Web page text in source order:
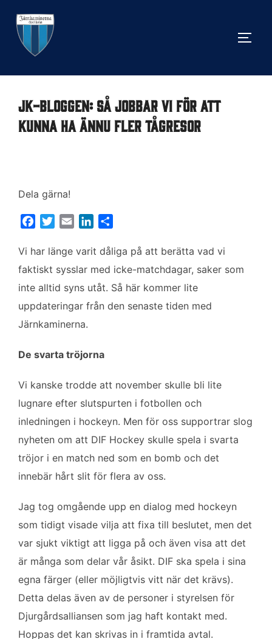
innehåll
JK-bloggen: Så jobbar vi för att
kunna ha ännu fler tågresor
Dela gärna!
c
e
o
o
k
i
t
e
r
a
i
n
k
d
I
l
a
Vi har länge varit dåliga på att berätta vad vi
faktiskt sysslar med icke-matchdagar, saker som
inte alltid syns utåt. Så här kommer lite
uppdateringar från den senaste tiden med
Järnkaminerna.
De svarta tröjorna
Vi kanske trodde att november skulle bli lite
lugnare efter slutspurten i fotbollen och
inledningen i hockeyn. Men för oss supportrar slog
nyheten om att DIF Hockey skulle spela i svarta
tröjor i en match ned som en bomb och det
innebär hårt slit för flera av oss.
Jag tog omgående upp en dialog med hockeyn
som tidigt visade vilja att fixa till beslutet, men det
var sjukt viktigt att ligga på och även visa att det
är många som delar vår åsikt. DIF ska spela i sina
egna färger (eller möjligtvis vitt när det krävs).
Detta delas även av de personer i styrelsen för
Djurgårdsalliansen som jag haft kontakt med.
Hoppas det kan skrivas in i framtida avtal.